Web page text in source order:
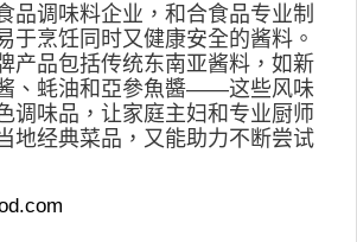
品调味料企业，和合食品专业制
于烹饪同时又健康安全的酱料。
产品包括传统东南亚酱料，如新
、蚝油和亞參魚醬——这些风味
调味品，让家庭主妇和专业厨师
地经典菜品，又能助力不断尝试